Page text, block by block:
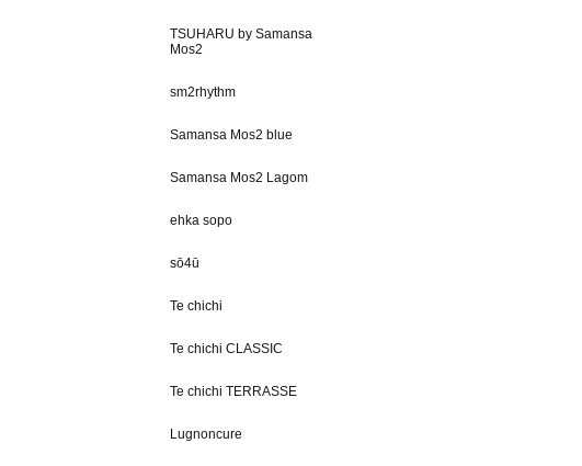
TSUHARU by Samansa
Mos2
sm2rhythm
Samansa Mos2 blue
Samansa Mos2 Lagom
ehka sopo
sō4ū
Te chichi
Te chichi CLASSIC
Te chichi TERRASSE
Lugnoncure